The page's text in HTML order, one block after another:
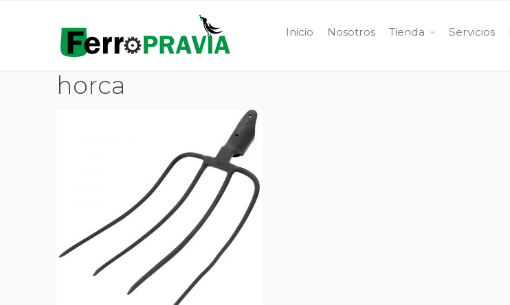
Inicio Nosotros Tienda Servicios
horca